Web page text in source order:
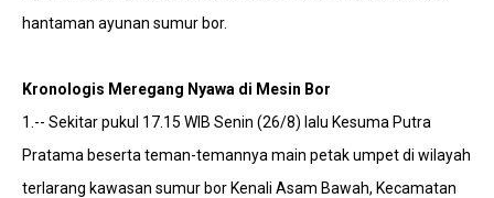
hantaman ayunan sumur bor.
Kronologis Meregang Nyawa di Mesin Bor
1.-- Sekitar pukul 17.15 WIB Senin (26/8) lalu Kesuma Putra
Pratama beserta teman-temannya main petak umpet di wilayah
terlarang kawasan sumur bor Kenali Asam Bawah, Kecamatan